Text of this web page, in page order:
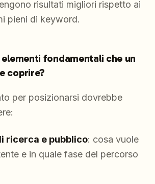
risultati migliori rispetto ai
pieni di keyword.
elementi fondamentali che un
coprire?
per posizionarsi dovrebbe
ricerca e pubblico: cosa vuole
e in quale fase del percorso